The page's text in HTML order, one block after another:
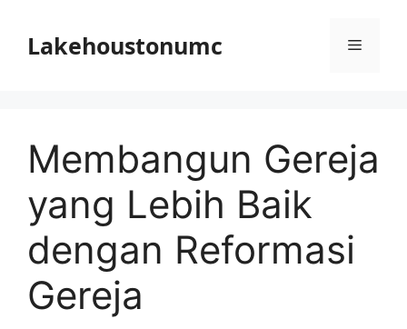
contentLakehoustonumc Menu
Membangun Gereja
yang Lebih Baik
dengan Reformasi
Gereja